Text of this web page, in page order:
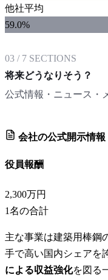
他社平均
59.0%
03 / 7 SECTIONS
将来どうなりそう？
公式情報・ニュース・
会社の公式開示情報
役員報酬
2,300万円
1名の合計
主な事業は建築用棒鋼
手で高い国内シェアを
による収益強化を図る